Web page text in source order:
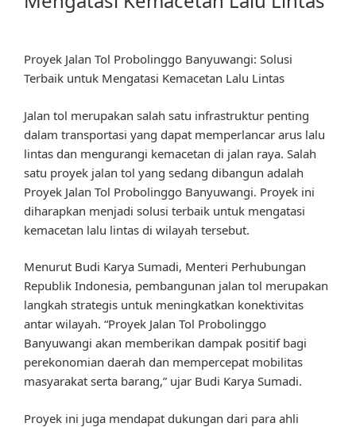
Proyek Jalan Tol Probolinggo Banyuwangi: Solusi
Terbaik untuk Mengatasi Kemacetan Lalu Lintas
Jalan tol merupakan salah satu infrastruktur penting
dalam transportasi yang dapat memperlancar arus lalu
lintas dan mengurangi kemacetan di jalan raya. Salah
satu proyek jalan tol yang sedang dibangun adalah
Proyek Jalan Tol Probolinggo Banyuwangi. Proyek ini
diharapkan menjadi solusi terbaik untuk mengatasi
kemacetan lalu lintas di wilayah tersebut.
Menurut Budi Karya Sumadi, Menteri Perhubungan
Republik Indonesia, pembangunan jalan tol merupakan
langkah strategis untuk meningkatkan konektivitas
antar wilayah. “Proyek Jalan Tol Probolinggo
Banyuwangi akan memberikan dampak positif bagi
perekonomian daerah dan mempercepat mobilitas
masyarakat serta barang,” ujar Budi Karya Sumadi.
Proyek ini juga mendapat dukungan dari para ahli